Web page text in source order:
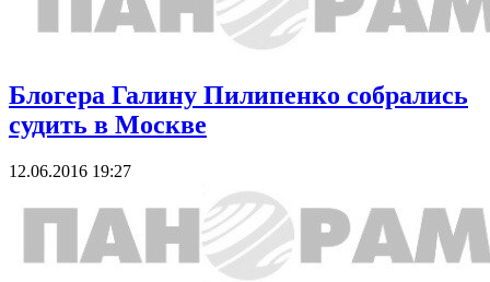
Блогера Галину Пилипенко собрались
судить в Москве
12.06.2016 19:27